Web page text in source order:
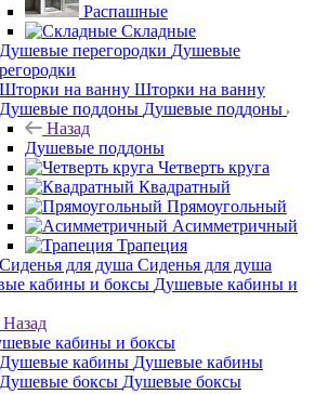
Распашные
Складные
Душевые
Шторки на ванну
Душевые поддоны
Назад
Душевые поддоны
Четверть круга
Квадратный
Прямоугольный
Асимметричный
Трапеция
Сиденья для душа
Душевые кабины и
Назад
кабины и боксы
Душевые кабины
Душевые боксы